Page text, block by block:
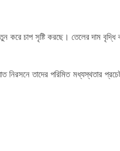
করে চাপ সৃষ্টি করছে। তেলের দাম বৃদ্ধি
নিরসনে তাদের পরিমিত মধ্যস্থতার